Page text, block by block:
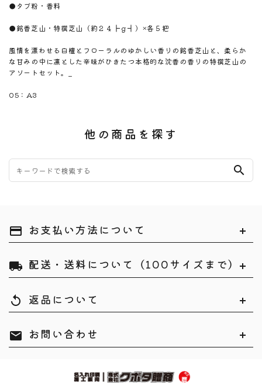
●タブ粉・香料
●銘香芝山・特撰芝山（約２４┣ｇ┫）×各５把
風情を漂わせる白檀とフローラルのゆかしい香りの銘香芝山と、柔らか
な甘みの中に凛とした辛味がひきたつ本格的な沈香の香りの特撰芝山の
アソートセット。_
05：A3
他の商品を探す
search
payment お支払い方法について
local_shipping 配送・送料について（100サイズまで）
replay 返品について
mail お問い合わせ